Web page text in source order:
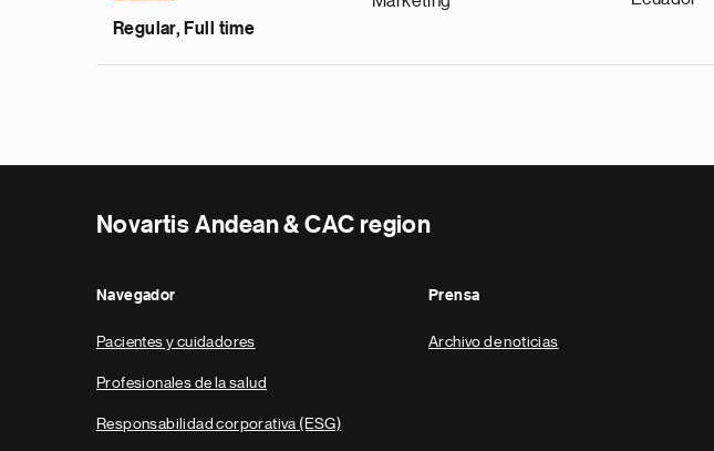
Regular, Full time
Novartis Andean & CAC region
Navegador
Pacientes y cuidadores
Profesionales de la salud
Responsabilidad corporativa (ESG)
Prensa
Archivo de noticias